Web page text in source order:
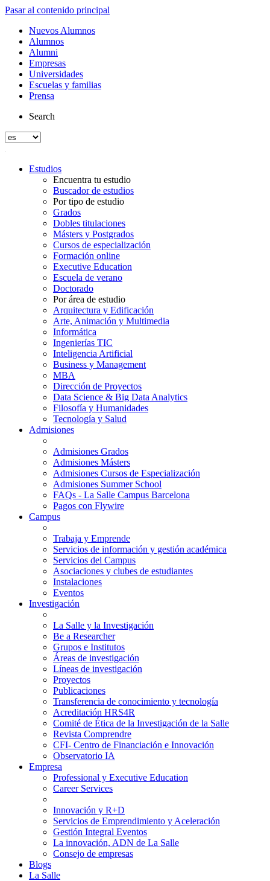
Pasar al contenido principal
Nuevos Alumnos
Alumnos
Alumni
Empresas
Universidades
Escuelas y familias
Prensa
Search
Estudios
Encuentra tu estudio
Buscador de estudios
Por tipo de estudio
Grados
Dobles titulaciones
Másters y Postgrados
Cursos de especialización
Formación online
Executive Education
Escuela de verano
Doctorado
Por área de estudio
Arquitectura y Edificación
Arte, Animación y Multimedia
Informática
Ingenierías TIC
Inteligencia Artificial
Business y Management
MBA
Dirección de Proyectos
Data Science & Big Data Analytics
Filosofía y Humanidades
Tecnología y Salud
Admisiones
Admisiones Grados
Admisiones Másters
Admisiones Cursos de Especialización
Admisiones Summer School
FAQs - La Salle Campus Barcelona
Pagos con Flywire
Campus
Trabaja y Emprende
Servicios de información y gestión académica
Servicios del Campus
Asociaciones y clubes de estudiantes
Instalaciones
Eventos
Investigación
La Salle y la Investigación
Be a Researcher
Grupos e Institutos
Áreas de investigación
Líneas de investigación
Proyectos
Publicaciones
Transferencia de conocimiento y tecnología
Acreditación HRS4R
Comité de Ética de la Investigación de la Salle
Revista Comprendre
CFI- Centro de Financiación e Innovación
Observatorio IA
Empresa
Professional y Executive Education
Career Services
Innovación y R+D
Servicios de Emprendimiento y Aceleración
Gestión Integral Eventos
La innovación, ADN de La Salle
Consejo de empresas
Blogs
La Salle